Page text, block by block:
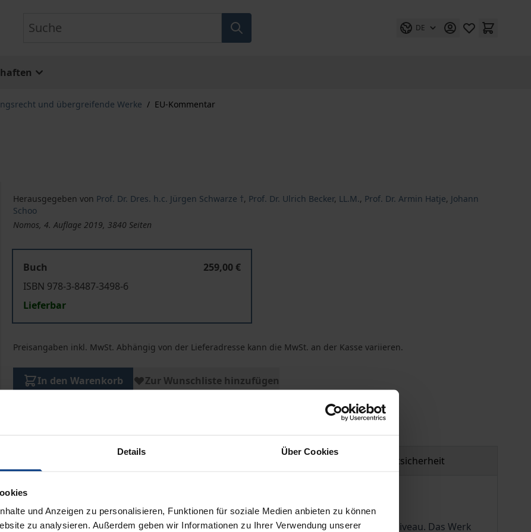
Details Über Cookies
und Anzeigen zu personalisieren, Funktionen für soziale Medien anbieten zu können
zu analysieren. Außerdem geben wir Informationen zu Ihrer Verwendung unserer
DE
und übergreifende Werke / EU-Kommentar
Herausgegeben von Prof. Dr. Dres. h.c. Jürgen Schwarze †, Prof. Dr. Ulrich Becker, LL.M., Prof. Dr. Armin Hatje, Johann
Schoo
Nomos, 4. Auflage 2019, 3840 Seiten
Buch
259,00 €
ISBN 978-3-8487-3498-6
Lieferbar
Preisangaben inkl. MwSt. Abhängig von der Lieferadresse kann die MwSt. an der Kasse variieren.
In den Warenkorb Zur Wunschliste hinzufügen
Produktsicherheit
die komplexen Regelungen der europäischen Verträge auf höchstem Kommentarniveau. Das Werk